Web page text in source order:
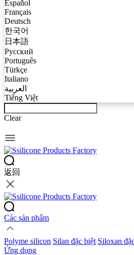
Español
Français
Deutsch
한국어
日本語
Русский
Português
Türkçe
Italiano
العربية
Tiếng Việt
Clear
返回
Các sản phẩm
Polyme silicon Silan đặc biệt Siloxan
Ứng dụng